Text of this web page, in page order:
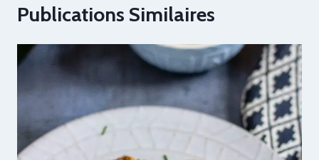
Publications Similaires